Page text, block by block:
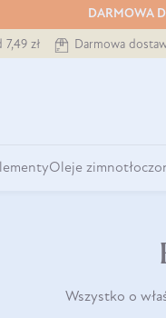
DARMOWA
zł Darmowa
Oleje
Wszystko o